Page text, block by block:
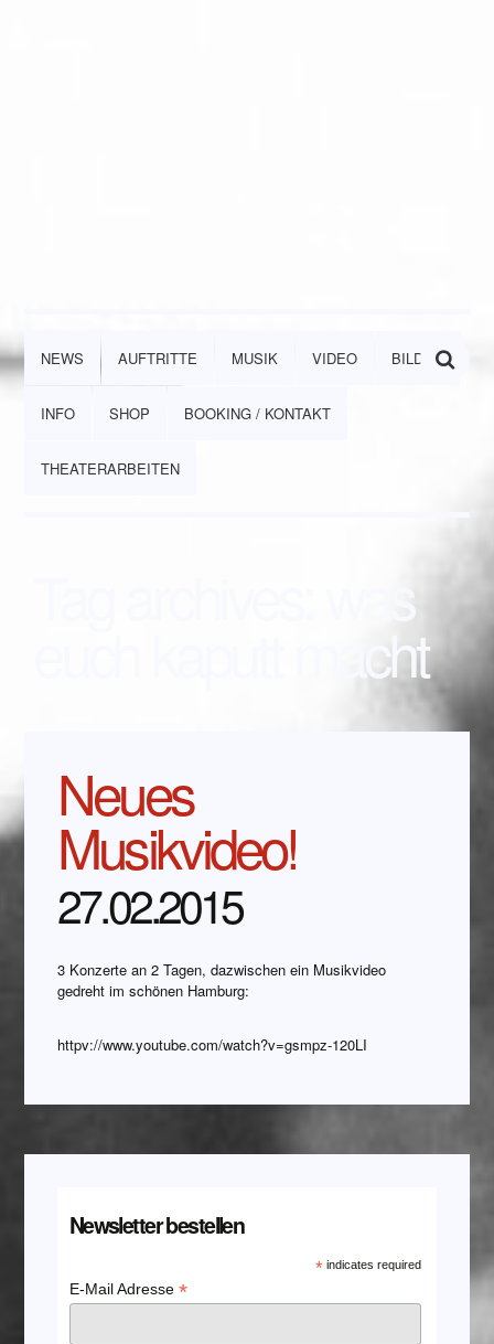
NEWS AUFTRITTE MUSIK VIDEO BILDER
INFO SHOP BOOKING / KONTAKT
THEATERARBEITEN
was
euch kaputt macht
Neues
Musikvideo!
27.02.2015
3 Konzerte an 2 Tagen, dazwischen ein Musikvideo
gedreht im schönen Hamburg:
httpv://www.youtube.com/watch?v=gsmpz-120LI
Newsletter bestellen
* indicates required
E-Mail Adresse *